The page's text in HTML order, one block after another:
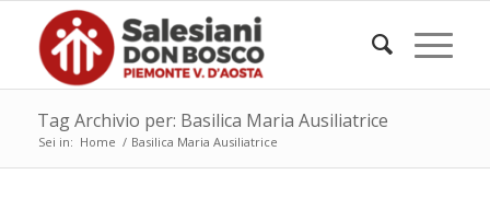
Tag Archivio per: Basilica Maria Ausiliatrice
Sei in: Home / Basilica Maria Ausiliatrice